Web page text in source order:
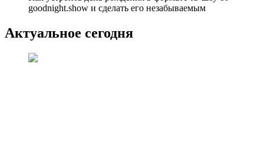
goodnight.show и сделать его незабываемым
Актуальное сегодня